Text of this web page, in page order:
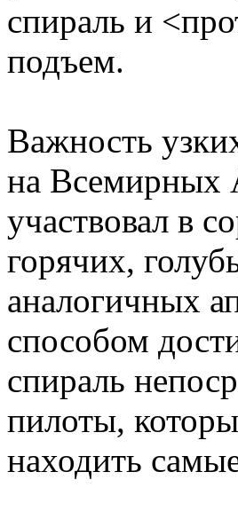
спираль и
подъем.
Важность
на Всемирных
участвовал в
горячих,
аналогичных
способом
спираль
пилоты,
находить